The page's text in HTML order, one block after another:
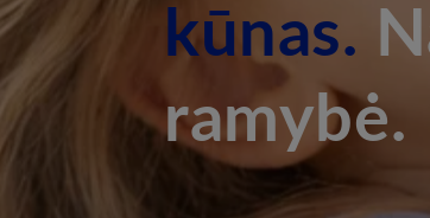
kūnas.
ramybė.